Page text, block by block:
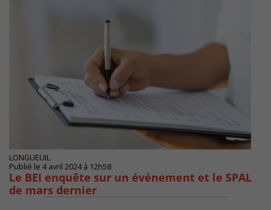
LONGUEUIL
Publié le 4 avril 2024 à 12h58
Le BEI enquête sur un événement et le SPAL
de mars dernier